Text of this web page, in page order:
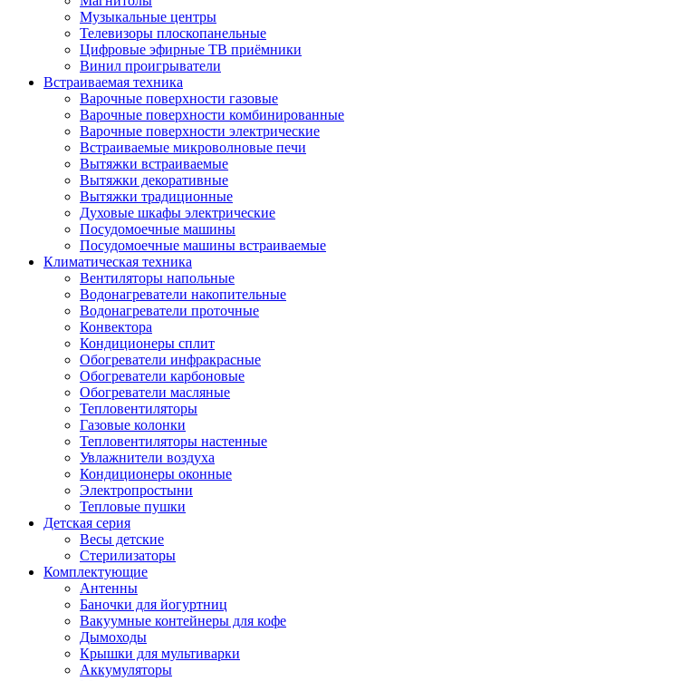
Музыкальные центры
Телевизоры плоскопанельные
Цифровые эфирные ТВ приёмники
Винил проигрыватели
Встраиваемая техника
Варочные поверхности газовые
Варочные поверхности комбинированные
Варочные поверхности электрические
Встраиваемые микроволновые печи
Вытяжки встраиваемые
Вытяжки декоративные
Вытяжки традиционные
Духовые шкафы электрические
Посудомоечные машины
Посудомоечные машины встраиваемые
Климатическая техника
Вентиляторы напольные
Водонагреватели накопительные
Водонагреватели проточные
Конвектора
Кондиционеры сплит
Обогреватели инфракрасные
Обогреватели карбоновые
Обогреватели масляные
Тепловентиляторы
Газовые колонки
Тепловентиляторы настенные
Увлажнители воздуха
Кондиционеры оконные
Электропростыни
Тепловые пушки
Детская серия
Весы детские
Стерилизаторы
Комплектующие
Антенны
Баночки для йогуртниц
Вакуумные контейнеры для кофе
Дымоходы
Крышки для мультиварки
Аккумуляторы